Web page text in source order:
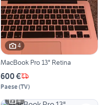
4
MacBook Pro 13" Retina
600 €
Paese(TV)
4